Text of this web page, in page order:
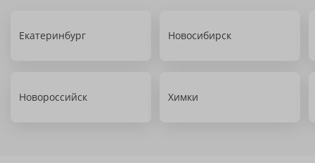
Екатеринбург Новосибирск
Новороссийск Химки